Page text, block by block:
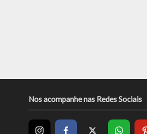
Nos acompanhe nas Redes Sociais